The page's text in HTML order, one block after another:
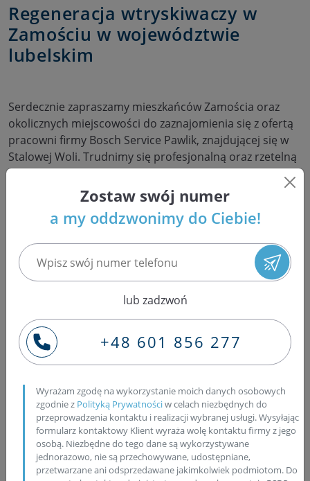
Regeneracja wtryskiwaczy w
Zamościu w województwie
lubelskim
Serdecznie zapraszamy mieszkańców Zamościa oraz
okolicznych miejscowości do zaznajomienia się z ofertą
pracowni firmy Bosch Service Pawlik, znajdującej się w
Stalowej Woli. Trudnimy się profesjonalną oraz rzetelną
naprawą wtryskiwaczy Common Rail takich firm, jak:
Bosch, Delphi, Denso i Siemens, a także regeneracją
pompowtryskiwaczy znajdujących się w samochodach
osobowych grupy VAG (Volkswagen, Audi, Seat i Skoda),
pompowtrysków pojazdów ciężarowych oraz pomp PLD
firmy Bosch. W naszej specjalistycznej pracowni,
wtryskiwacze są rozbierane, po czym czyszczone są w
podlegają wszystkie uszczelnienia, co gwarantuje
najwyższą szczelność wtryskiwacza. Dla wtryskiwaczy z
uszkodzonymi gniazdami wtryskiwacza, oferujemy
trzecią fazę regeneracji. Wówczas wymianie ulega
składane według technologii producenta dla danego
wtryskiwacza, po czym wykonywany jest pomiar dawki
oraz jej korekcja. Wszystkie naprawy, testy oraz
regulacje przeprowadzane są na nowoczesnych i
profesjonalnych maszynach EPS 200A, EPS 708 oraz EPS
815 Cambox. Po dokonanym pomiarze dawki,
Zostaw swój numer
a my oddzwonimy do Ciebie!
lub zadzwoń
+48 601 856 277
Wyrażam zgodę na wykorzystanie moich danych osobowych
zgodnie z Polityką Prywatnościw celach niezbędnych do
przeprowadzenia kontaktu i realizacji wybranej usługi. Wysyłając
formularz kontaktowy Klient wyraża wolę kontaktu firmy z jego
osobą. Niezbędne do tego dane są wykorzystywane
jednorazowo, nie są przechowywane, udostępniane,
przetwarzane ani odsprzedawane jakimkolwiek podmiotom. Do